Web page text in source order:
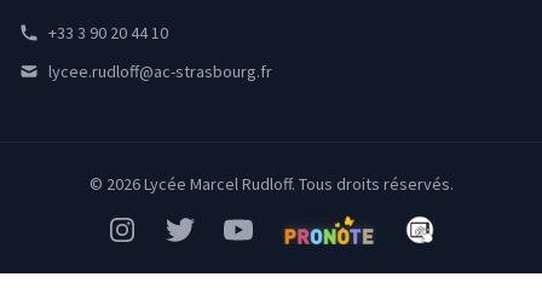
+33 3 90 20 44 10
lycee.rudloff@ac-strasbourg.fr
© 2026 Lycée Marcel Rudloff. Tous droits réservés.
InstagramTwitterYouTubePronote Mon Bureau